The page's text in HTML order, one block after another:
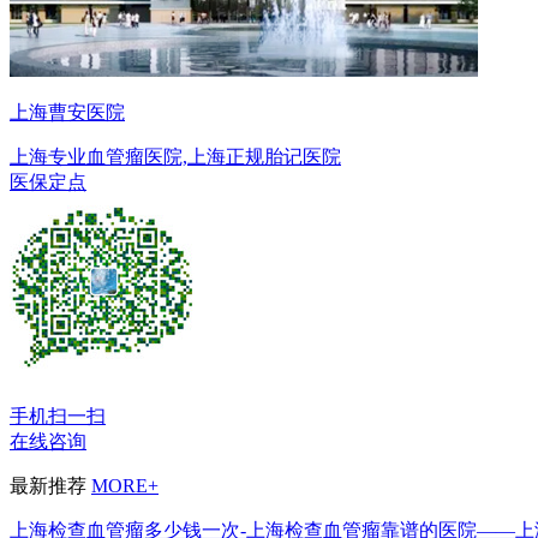
上海曹安医院
上海专业血管瘤医院,上海正规胎记医院
医保定点
手机扫一扫
在线咨询
最新推荐 MORE+
上海检查血管瘤多少钱一次-上海检查血管瘤靠谱的医院——上